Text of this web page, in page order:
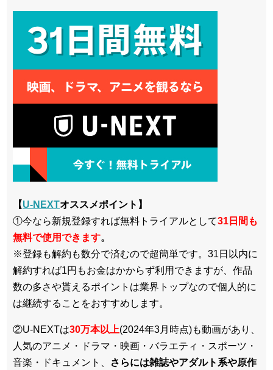
【U-NEXTオススメポイント】
①今なら新規登録すれば無料トライアルとして31日間も
無料で使用できます。
※登録も解約も数分で済むので超簡単です。31日以内に
解約すれば1円もお金はかからず利用できますが、作品
数の多さや貰えるポイントは業界トップなので個人的に
は継続することをおすすめします。
②U-NEXTは30万本以上(2024年3月時点)も動画があり、
人気のアニメ・ドラマ・映画・バラエティ・スポーツ・
音楽・ドキュメント、
さらには雑誌やアダルト系や原作